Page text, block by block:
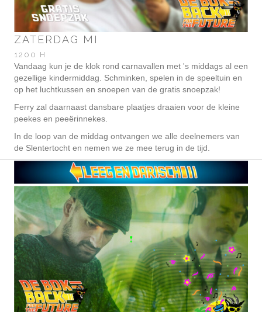
ZATERDAG MI
1200 H
Vandaag kun je de klok rond carnavallen met 's middags al een
gezellige kindermiddag. Schminken, spelen in de speeltuin en
op het luchtkussen en snoepen van de gratis snoepzak!
Ferry zal daarnaast dansbare plaatjes draaien voor de kleine
peekes en peeërinnekes.
In de loop van de middag ontvangen we alle deelnemers van
de Slentertocht en nemen we ze mee terug in de tijd.